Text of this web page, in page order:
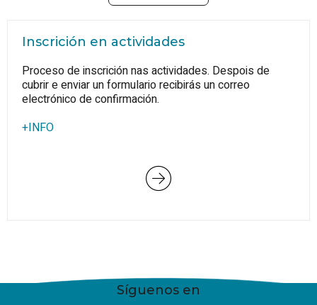
Inscrición en actividades
Proceso de inscrición nas actividades. Despois de
cubrir e enviar un formulario recibirás un correo
electrónico de confirmación.
+INFO
Síguenos en